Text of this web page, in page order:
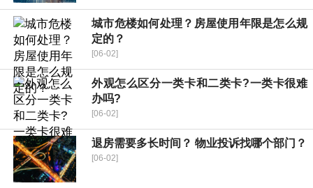
城市危楼如何处理？房屋使用年限是怎么规
定的？
[06-02]
外观怎么区分一类卡和二类卡?一类卡很难
办吗?
[06-02]
退房需要多长时间？ 物业投诉找哪个部门？
[06-02]